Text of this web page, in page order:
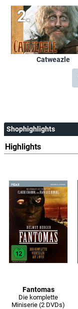
Catweazle
Shophighlights
Highlights
Fantomas
Die komplette
Miniserie (2 DVDs)